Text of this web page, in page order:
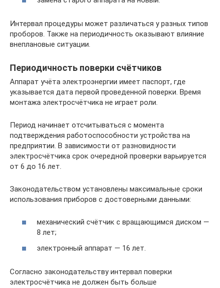
Интервал процедуры может различаться у разных типов
проборов. Также на периодичность оказывают влияние
внеплановые ситуации.
Периодичность поверки счётчиков
Аппарат учёта электроэнергии имеет паспорт, где
указывается дата первой проведенной поверки. Время
монтажа электросчётчика не играет роли.
Период начинает отсчитываться с момента
подтверждения работоспособности устройства на
предприятии. В зависимости от разновидности
электросчётчика срок очередной проверки варьируется
от 6 до 16 лет.
Законодательством установлены максимальные сроки
использования приборов с достоверными данными:
механический счётчик с вращающимся диском —
8 лет;
электронный аппарат — 16 лет.
Согласно законодательству интервал поверки
электросчётчика не должен быть больше